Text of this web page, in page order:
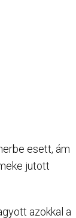
esett, ám
jutott
azokkal a